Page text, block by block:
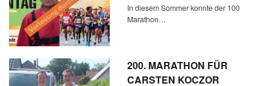
In diesem Sommer konnte der 100
Marathon…
200. MARATHON FÜR
CARSTEN KOCZOR